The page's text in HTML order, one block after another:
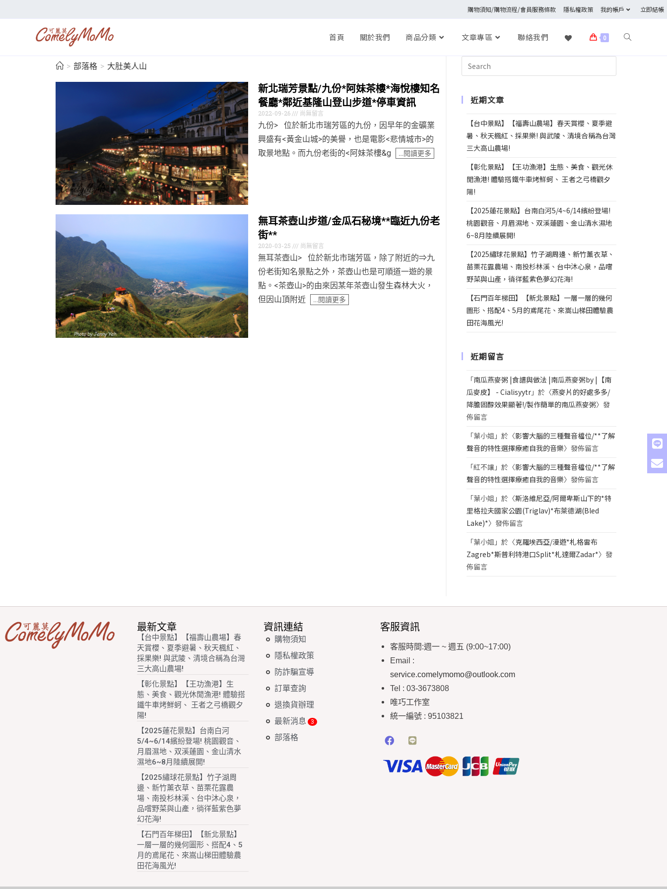
購物須知/購物流程/會員服務條款 隱私權政策 我的帳戶 立即結帳
首頁 關於我們 商品分類 文章專區 聯絡我們 0
> 部落格 > 大肚美人山
新北瑞芳景點/九份*阿妹茶樓*海悅樓知名
餐廳*鄰近基隆山登山步道*停車資訊
2022-09-26 尚無留言
九份> 位於新北市瑞芳區的九份，因早年的金礦業
興盛有<黃金山城>的美譽，也是電影<悲情城市>的
取景地點。而九份老街的<阿妹茶樓&g
…閱讀更多
無耳茶壺山步道/金瓜石秘境**臨近九份老
街**
2020-03-25 尚無留言
無耳茶壺山> 位於新北市瑞芳區，除了附近的⇒九
份老街知名景點之外，茶壺山也是可順道一遊的景
點。<茶壺山>的由來因某年茶壺山發生森林大火，
但因山頂附近
…閱讀更多
近期文章
【台中景點】【福壽山農場】春天賞櫻、夏季避
暑、秋天楓紅、採果樂! 與武陵、清境合稱為台灣
三大高山農場!
【彰化景點】【王功漁港】生態、美食、觀光休
閒漁港! 體驗搭鐵牛車烤鮮蚵、 王者之弓橋觀夕
陽!
【2025蓮花景點】台南白河5/4~6/14繽紛登場!
桃園觀音、月眉濕地、双溪蓮園、金山清水濕地
6~8月陸續展開!
【2025繡球花景點】竹子湖周邊、新竹薰衣草、
苗栗花露農場、南投杉林溪、台中沐心泉，品嚐
野菜與山產，徜徉藍紫色夢幻花海!
【石門百年梯田】【新北景點】一層一層的幾何
圖形、搭配4、5月的鳶尾花、來嵩山梯田體驗農
田花海風光!
近期留言
「南瓜燕麥粥 |食譜與做法 |南瓜燕麥粥by |【南
瓜麥皮】 - Cialisyytr 」於〈燕麥片的好處多多/
降膽固醇效果顯著!/製作簡單的南瓜燕麥粥〉發
佈留言
「葉小姐 」於〈影響大腦的三種聲音檔位/**了解
聲音的特性選擇療癒自我的音樂〉發佈留言
「紅不讓 」於〈影響大腦的三種聲音檔位/**了解
聲音的特性選擇療癒自我的音樂〉發佈留言
「葉小姐 」於〈斯洛維尼亞/阿爾卑斯山下的*特
里格拉夫國家公園(Triglav)*布萊德湖(Bled
Lake)*〉發佈留言
「葉小姐 」於〈克羅埃西亞/漫遊*札格雷布
Zagreb*斯普利特港口Split*札達爾Zadar*〉發
佈留言
最新文章
【台中景點】【福壽山農場】春
天賞櫻、夏季避暑、秋天楓紅、
採果樂! 與武陵、清境合稱為台灣
三大高山農場!
【彰化景點】【王功漁港】生
態、美食、觀光休閒漁港! 體驗搭
鐵牛車烤鮮蚵、 王者之弓橋觀夕
陽!
【2025蓮花景點】台南白河
5/4~6/14繽紛登場! 桃園觀音、
月眉濕地、双溪蓮園、金山清水
濕地6~8月陸續展開!
【2025繡球花景點】竹子湖周
邊、新竹薰衣草、苗栗花露農
場、南投杉林溪、台中沐心泉，
品嚐野菜與山產，徜徉藍紫色夢
幻花海!
【石門百年梯田】【新北景點】
一層一層的幾何圖形、搭配4、5
月的鳶尾花、來嵩山梯田體驗農
田花海風光!
資訊連結
購物須知
隱私權政策
防詐騙宣導
訂單查詢
退換貨辦理
最新消息
部落格
客服資訊
客服時間:週一 ~ 週五 (9:00~17:00)
Email :
service.comelymomo@outlook.com
Tel : 03-3673808
唯巧工作室
統一編號 : 95103821